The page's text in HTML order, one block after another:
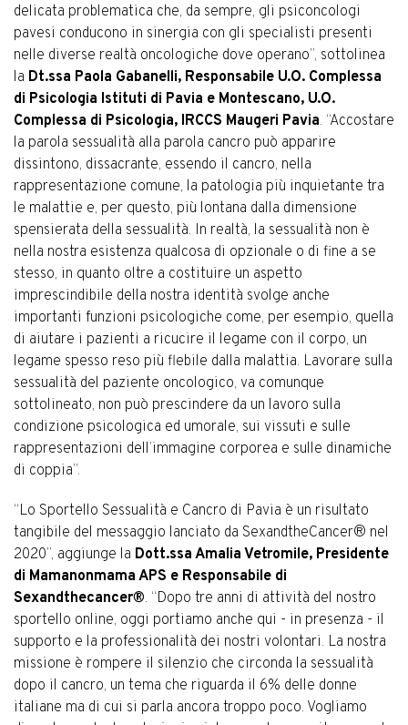
delicata problematica che, da sempre, gli psiconcologi
pavesi conducono in sinergia con gli specialisti presenti
nelle diverse realtà oncologiche dove operano”, sottolinea
la Dt.ssa Paola Gabanelli, Responsabile U.O. Complessa
di Psicologia Istituti di Pavia e Montescano, U.O.
Complessa di Psicologia, IRCCS Maugeri Pavia. “Accostare
la parola sessualità alla parola cancro può apparire
dissintono, dissacrante, essendo il cancro, nella
rappresentazione comune, la patologia più inquietante tra
le malattie e, per questo, più lontana dalla dimensione
spensierata della sessualità. In realtà, la sessualità non è
nella nostra esistenza qualcosa di opzionale o di fine a se
stesso, in quanto oltre a costituire un aspetto
imprescindibile della nostra identità svolge anche
importanti funzioni psicologiche come, per esempio, quella
di aiutare i pazienti a ricucire il legame con il corpo, un
legame spesso reso più flebile dalla malattia. Lavorare sulla
sessualità del paziente oncologico, va comunque
sottolineato, non può prescindere da un lavoro sulla
condizione psicologica ed umorale, sui vissuti e sulle
rappresentazioni dell’immagine corporea e sulle dinamiche
di coppia”.
“Lo Sportello Sessualità e Cancro di Pavia è un risultato
tangibile del messaggio lanciato da SexandtheCancer® nel
2020”, aggiunge la Dott.ssa Amalia Vetromile, Presidente
di Mamanonmama APS e Responsabile di
Sexandthecancer®. “Dopo tre anni di attività del nostro
sportello online, oggi portiamo anche qui - in presenza - il
supporto e la professionalità dei nostri volontari. La nostra
missione è rompere il silenzio che circonda la sessualità
dopo il cancro, un tema che riguarda il 6% delle donne
italiane ma di cui si parla ancora troppo poco. Vogliamo